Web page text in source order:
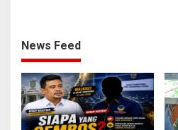
News Feed